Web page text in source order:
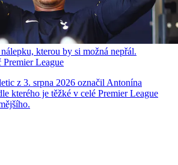
kterou by si možná nepřál.
Premier League
z 3. srpna 2026 označil Antonína
kterého je těžké v celé Premier League